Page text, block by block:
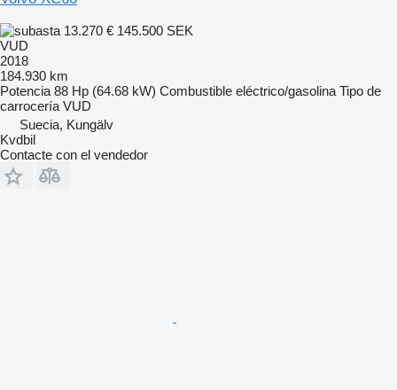
13.270 € 145.500 SEK
VUD
2018
184.930 km
Potencia 88 Hp (64.68 kW) Combustible eléctrico/gasolina Tipo de
carrocería VUD
Suecia, Kungälv
Kvdbil
Contacte con el vendedor